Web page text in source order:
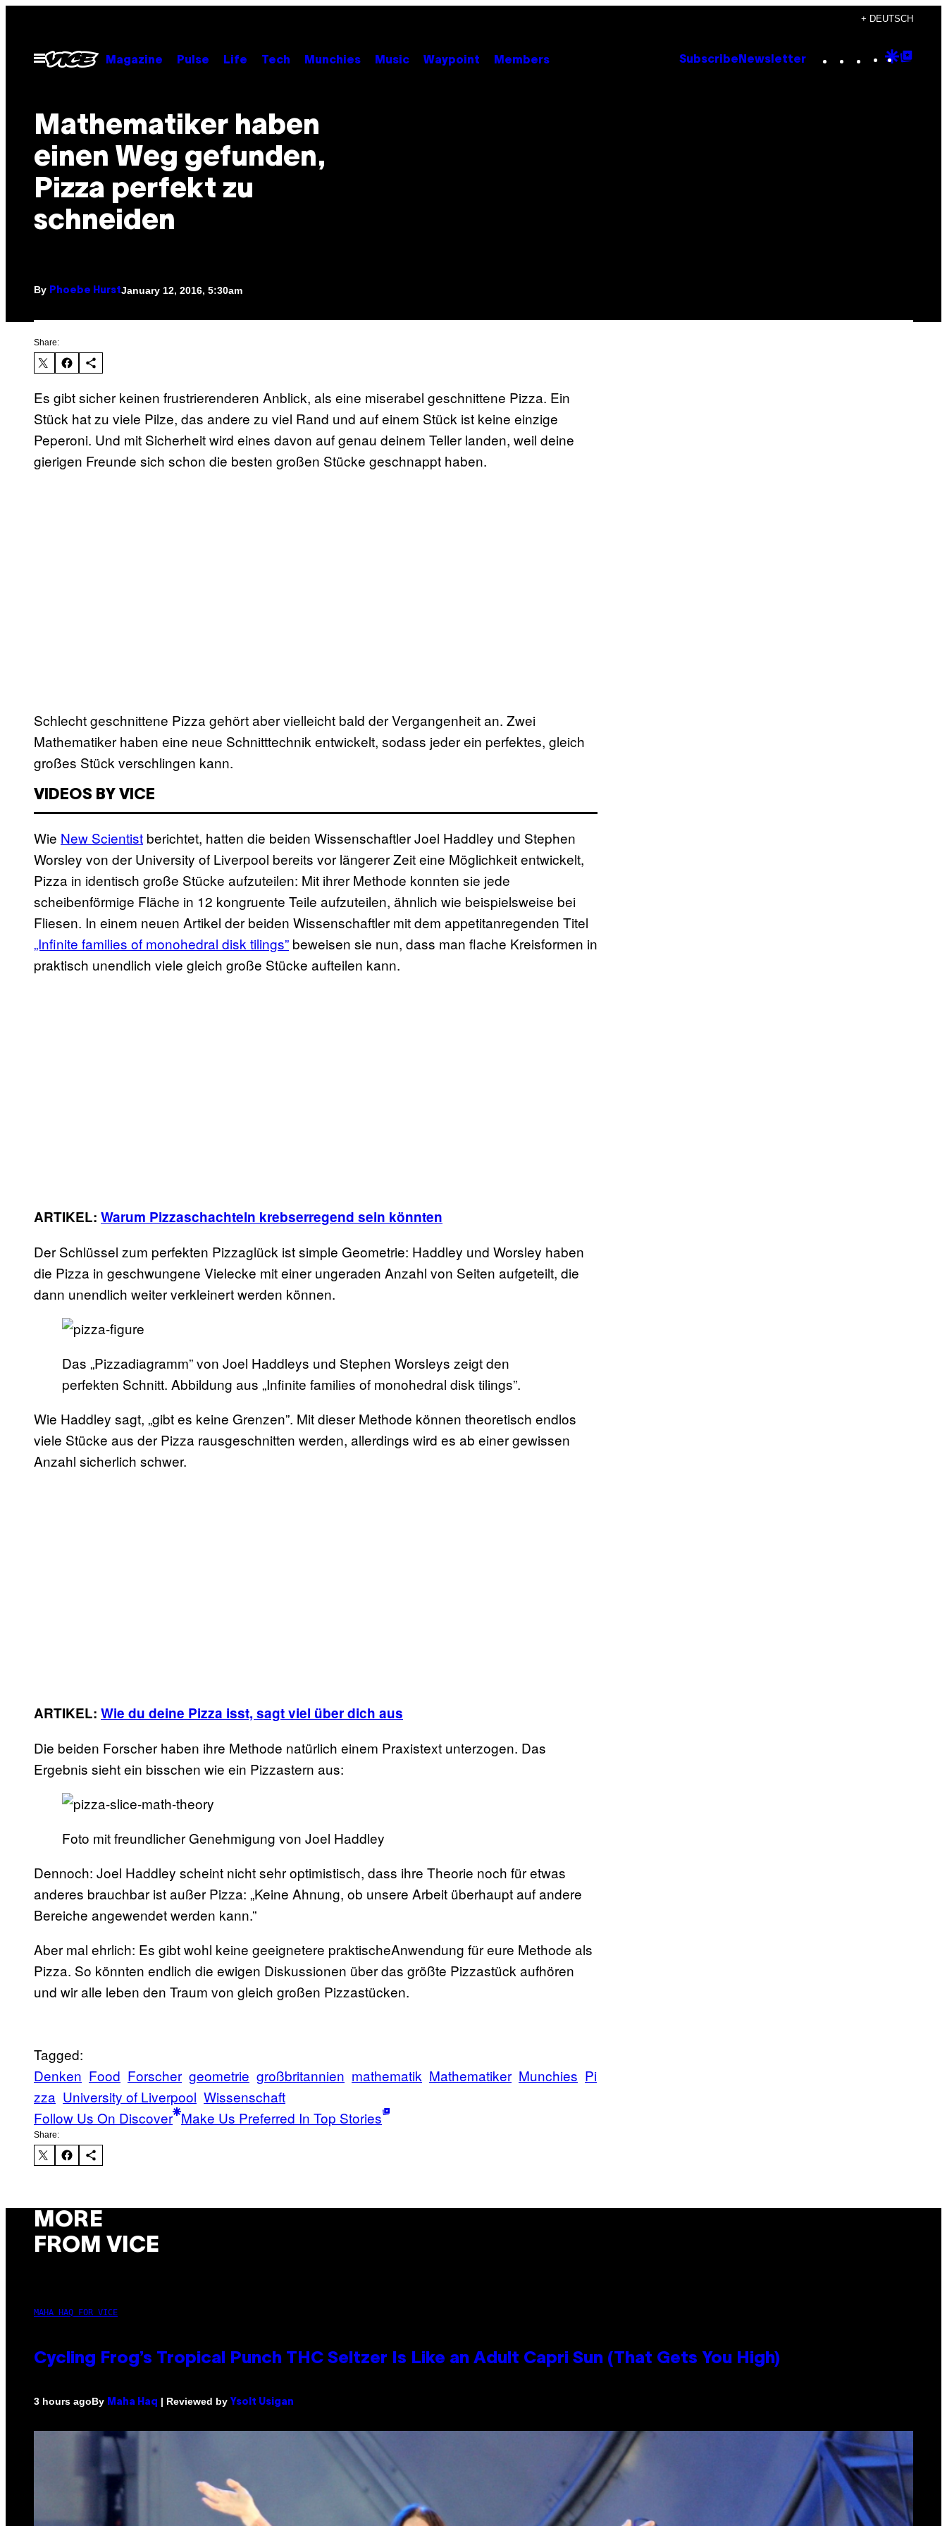
content
+ DEUTSCH
Open
Menu
Magazine Pulse Life Tech Munchies Music Waypoint Members Subscribe Newsletter Instagram
TikTok
YouTube
Google
Mathematiker haben
einen Weg gefunden,
Pizza perfekt zu
schneiden
By Phoebe HurstJanuary 12, 2016, 5:30am
Share:
Es gibt sicher keinen frustrierenderen Anblick, als eine miserabel geschnittene Pizza. Ein
Stück hat zu viele Pilze, das andere zu viel Rand und auf einem Stück ist keine einzige
Peperoni. Und mit Sicherheit wird eines davon auf genau deinem Teller landen, weil deine
gierigen Freunde sich schon die besten großen Stücke geschnappt haben.
Schlecht geschnittene Pizza gehört aber vielleicht bald der Vergangenheit an. Zwei
Mathematiker haben eine neue Schnitttechnik entwickelt, sodass jeder ein perfektes, gleich
großes Stück verschlingen kann.
VIDEOS BY VICE
Wie New Scientist berichtet, hatten die beiden Wissenschaftler Joel Haddley und Stephen
Worsley von der University of Liverpool bereits vor längerer Zeit eine Möglichkeit entwickelt,
Pizza in identisch große Stücke aufzuteilen: Mit ihrer Methode konnten sie jede
scheibenförmige Fläche in 12 kongruente Teile aufzuteilen, ähnlich wie beispielsweise bei
Fliesen. In einem neuen Artikel der beiden Wissenschaftler mit dem appetitanregenden Titel
„Infinite families of monohedral disk tilings” beweisen sie nun, dass man flache Kreisformen in
praktisch unendlich viele gleich große Stücke aufteilen kann.
ARTIKEL: Warum Pizzaschachteln krebserregend sein könnten
Der Schlüssel zum perfekten Pizzaglück ist simple Geometrie: Haddley und Worsley haben
die Pizza in geschwungene Vielecke mit einer ungeraden Anzahl von Seiten aufgeteilt, die
dann unendlich weiter verkleinert werden können.
Das „Pizzadiagramm” von Joel Haddleys und Stephen Worsleys zeigt den
perfekten Schnitt. Abbildung aus „Infinite families of monohedral disk tilings”.
Wie Haddley sagt, „gibt es keine Grenzen”. Mit dieser Methode können theoretisch endlos
viele Stücke aus der Pizza rausgeschnitten werden, allerdings wird es ab einer gewissen
Anzahl sicherlich schwer.
ARTIKEL: Wie du deine Pizza isst, sagt viel über dich aus
Die beiden Forscher haben ihre Methode natürlich einem Praxistext unterzogen. Das
Ergebnis sieht ein bisschen wie ein Pizzastern aus:
Foto mit freundlicher Genehmigung von Joel Haddley
Dennoch: Joel Haddley scheint nicht sehr optimistisch, dass ihre Theorie noch für etwas
anderes brauchbar ist außer Pizza: „Keine Ahnung, ob unsere Arbeit überhaupt auf andere
Bereiche angewendet werden kann.”
Aber mal ehrlich: Es gibt wohl keine geeignetere praktischeAnwendung für eure Methode als
Pizza. So könnten endlich die ewigen Diskussionen über das größte Pizzastück aufhören
und wir alle leben den Traum von gleich großen Pizzastücken.
Tagged:
Denken Food Forscher geometrie großbritannien mathematik Mathematiker Munchies Pi
zza University of Liverpool Wissenschaft
Follow Us On Discover Make Us Preferred In Top Stories
Share:
MORE
FROM VICE
MAHA HAQ FOR VICE
Cycling Frog’s Tropical Punch THC Seltzer Is Like an Adult Capri Sun (That Gets You High)
3 hours agoBy Maha Haq | Reviewed by Ysolt Usigan